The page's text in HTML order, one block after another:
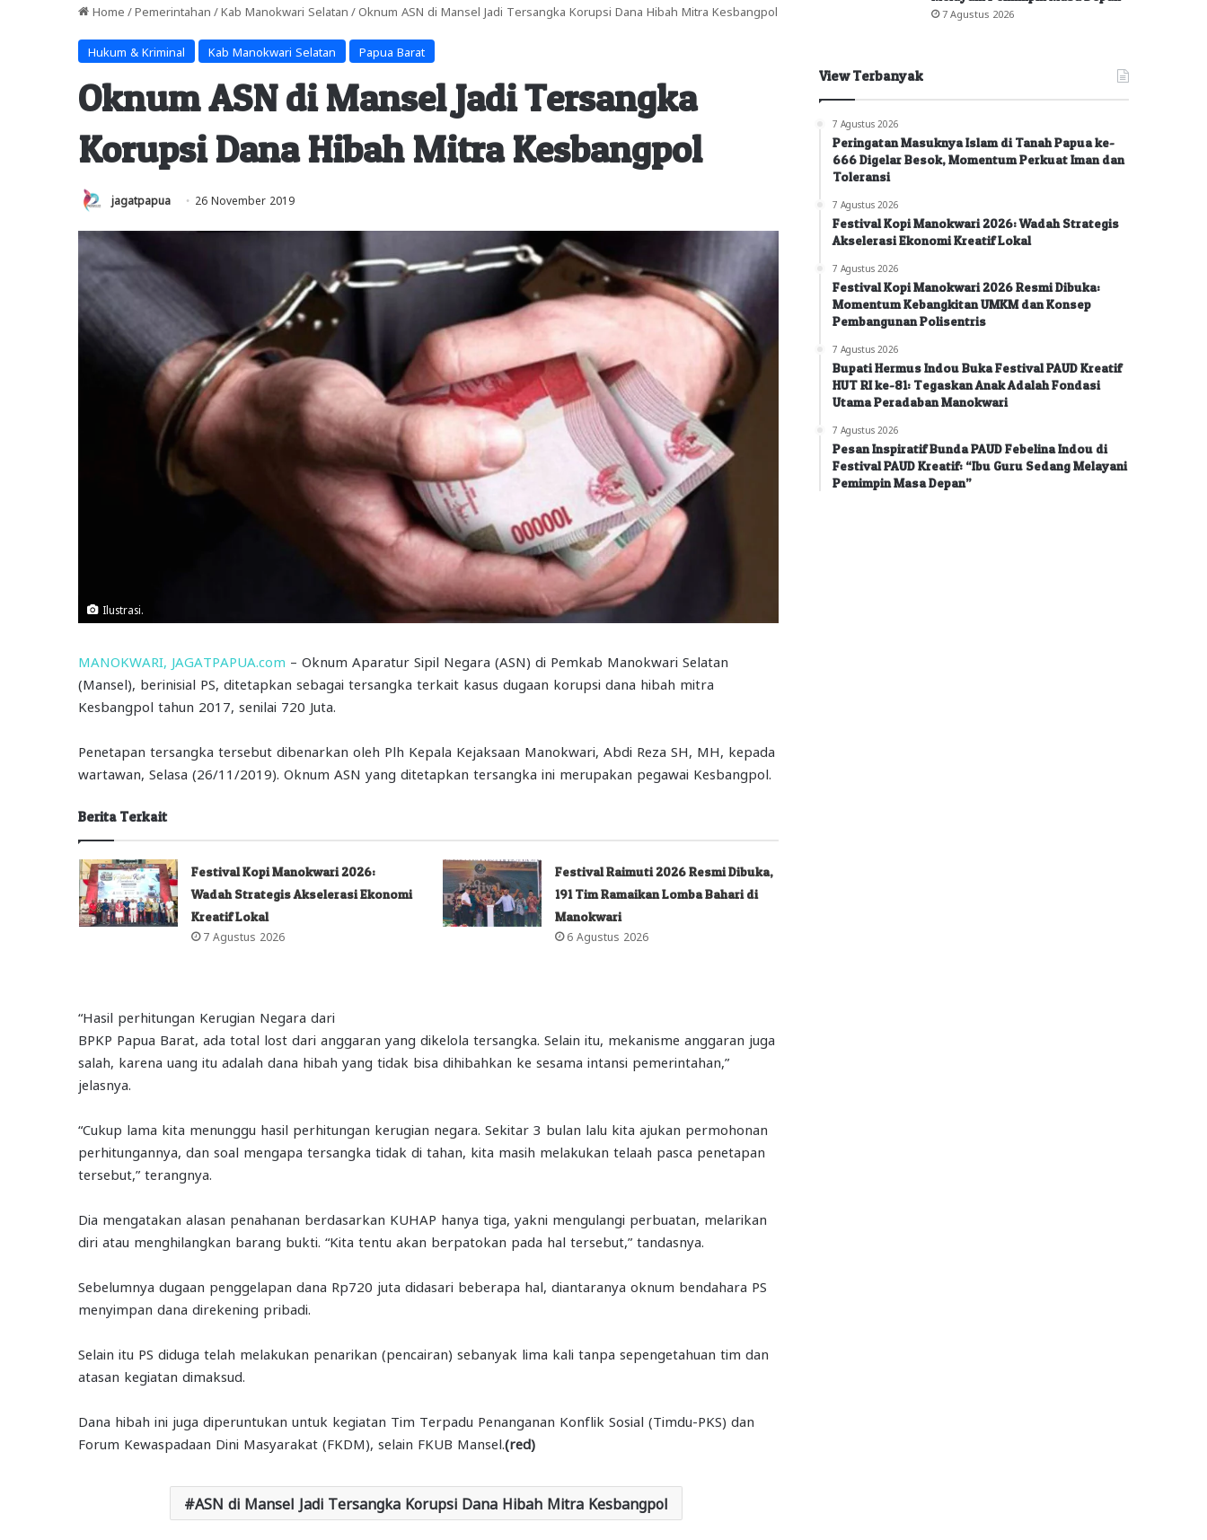
Home / Pemerintahan / Kab Manokwari Selatan / Oknum ASN di Mansel Jadi Tersangka Korupsi Dana Hibah Mitra Kesbangpol
Hukum & Kriminal Kab Manokwari Selatan Papua Barat
Oknum ASN di Mansel Jadi Tersangka
Korupsi Dana Hibah Mitra Kesbangpol
jagatpapua 26 November 2019
Ilustrasi.
MANOKWARI, JAGATPAPUA.com – Oknum Aparatur Sipil Negara (ASN) di Pemkab Manokwari Selatan
(Mansel), berinisial PS, ditetapkan sebagai tersangka terkait kasus dugaan korupsi dana hibah mitra
Kesbangpol tahun 2017, senilai 720 Juta.
Penetapan tersangka tersebut dibenarkan oleh Plh Kepala Kejaksaan Manokwari, Abdi Reza SH, MH, kepada
wartawan, Selasa (26/11/2019). Oknum ASN yang ditetapkan tersangka ini merupakan pegawai Kesbangpol.
Berita Terkait
Festival Kopi Manokwari 2026:
Wadah Strategis Akselerasi Ekonomi
Kreatif Lokal
7 Agustus 2026
Festival Raimuti 2026 Resmi Dibuka,
191 Tim Ramaikan Lomba Bahari di
Manokwari
6 Agustus 2026
“Hasil perhitungan Kerugian Negara dari
BPKP Papua Barat, ada total lost dari anggaran yang dikelola tersangka. Selain itu, mekanisme anggaran juga
salah, karena uang itu adalah dana hibah yang tidak bisa dihibahkan ke sesama intansi pemerintahan,”
jelasnya.
“Cukup lama kita menunggu hasil perhitungan kerugian negara. Sekitar 3 bulan lalu kita ajukan permohonan
perhitungannya, dan soal mengapa tersangka tidak di tahan, kita masih melakukan telaah pasca penetapan
tersebut,” terangnya.
Dia mengatakan alasan penahanan berdasarkan KUHAP hanya tiga, yakni mengulangi perbuatan, melarikan
diri atau menghilangkan barang bukti. “Kita tentu akan berpatokan pada hal tersebut,” tandasnya.
Sebelumnya dugaan penggelapan dana Rp720 juta didasari beberapa hal, diantaranya oknum bendahara PS
menyimpan dana direkening pribadi.
Selain itu PS diduga telah melakukan penarikan (pencairan) sebanyak lima kali tanpa sepengetahuan tim dan
atasan kegiatan dimaksud.
Dana hibah ini juga diperuntukan untuk kegiatan Tim Terpadu Penanganan Konflik Sosial (Timdu-PKS) dan
Forum Kewaspadaan Dini Masyarakat (FKDM), selain FKUB Mansel. (red)
ASN di Mansel Jadi Tersangka Korupsi Dana Hibah Mitra Kesbangpol
7 Agustus 2026
View Terbanyak
7 Agustus 2026
Peringatan Masuknya Islam di Tanah Papua ke-
666 Digelar Besok, Momentum Perkuat Iman dan
Toleransi
7 Agustus 2026
Festival Kopi Manokwari 2026: Wadah Strategis
Akselerasi Ekonomi Kreatif Lokal
7 Agustus 2026
Festival Kopi Manokwari 2026 Resmi Dibuka:
Momentum Kebangkitan UMKM dan Konsep
Pembangunan Polisentris
7 Agustus 2026
Bupati Hermus Indou Buka Festival PAUD Kreatif
HUT RI ke-81: Tegaskan Anak Adalah Fondasi
Utama Peradaban Manokwari
7 Agustus 2026
Pesan Inspiratif Bunda PAUD Febelina Indou di
Festival PAUD Kreatif: “Ibu Guru Sedang Melayani
Pemimpin Masa Depan”